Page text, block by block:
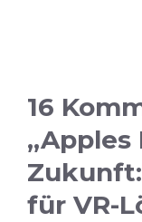
16
„Apples
für VR-